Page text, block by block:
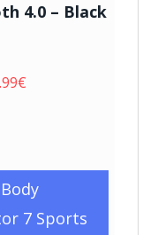
4.0 – Black
7 Sports